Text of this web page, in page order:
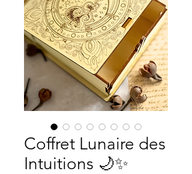
Coffret Lunaire des
Intuitions 🌙✨